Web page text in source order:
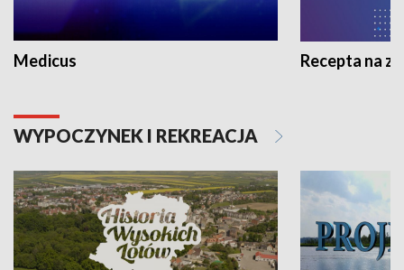
Medicus Recepta na
WYPOCZYNEK I REKREACJA